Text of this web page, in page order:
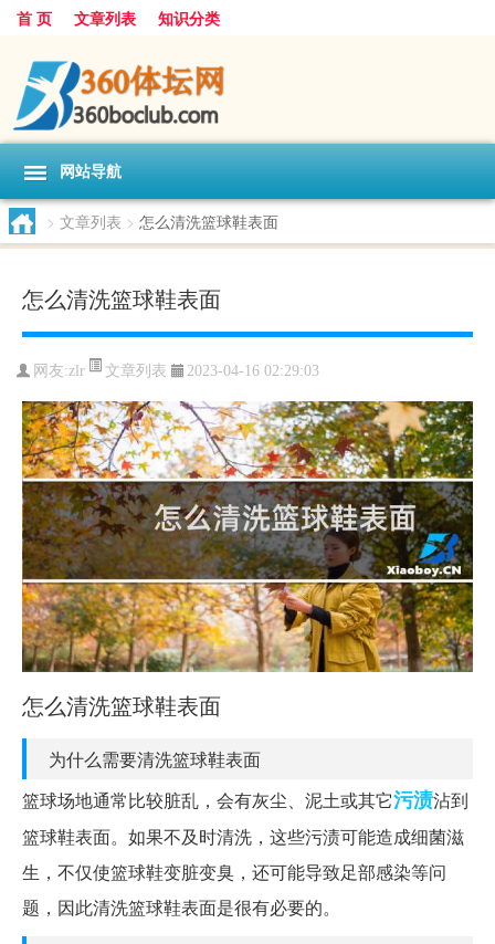
首 页 文章列表 知识分类
网站导航
> 文章列表 > 怎么清洗篮球鞋表面
怎么清洗篮球鞋表面
网友:zlr 文章列表 2023-04-16 02:29:03
怎么清洗篮球鞋表面
为什么需要清洗篮球鞋表面
篮球场地通常比较脏乱，会有灰尘、泥土或其它污渍沾到
篮球鞋表面。如果不及时清洗，这些污渍可能造成细菌滋
生，不仅使篮球鞋变脏变臭，还可能导致足部感染等问
题，因此清洗篮球鞋表面是很有必要的。